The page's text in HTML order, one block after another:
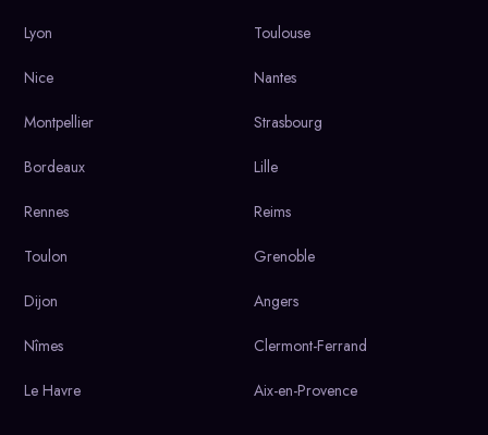
Lyon Toulouse
Nice Nantes
Montpellier Strasbourg
Bordeaux Lille
Rennes Reims
Toulon Grenoble
Dijon Angers
Nîmes Clermont-Ferrand
Le Havre Aix-en-Provence